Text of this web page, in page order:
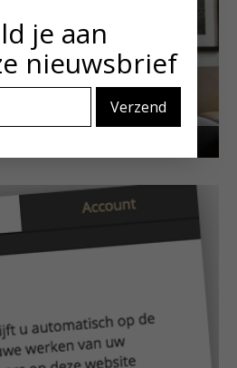
je aan
nieuwsbrief